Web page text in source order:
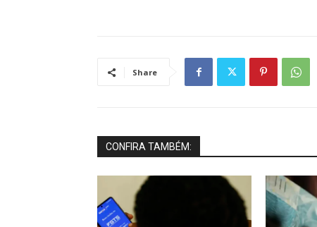
Share
CONFIRA TAMBÉM: